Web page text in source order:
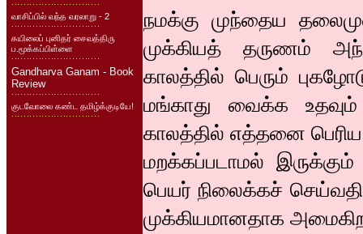
வாசிப்பில் வந்த வரலாறு - 2
கயிலைப் புனிதர் சைவத்திரு
ப.மூக்கப்பிள்ளை
Gandharva Ganam - Book
Review
குடவோலை கண்ட தமிழ்க்குடியே!
நமக்கு முந்தைய
முக்கியத் தருணம்
காலத்தில் பெரும்
மங்காது வைக்க
காலத்தில் எத்தனை
மறக்கப்படாமல் இருக்கும்
பெயர் நிலைக்கச்
முக்கியமானதாக